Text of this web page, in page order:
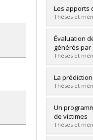
Graduate :
Cycle :
Grade :Ph.
Lien vers le
Les apports
Thèses et
Graduate :
Cycle :
Grade :Ph.
Lien vers le
Évaluation
générés
Thèses et
Graduate :
Cycle :
Grade :Ph.
La
Thèses et
Graduate :
Cycle :
Grade :Ph.
Lien vers le
Un
de victimes
Thèses et